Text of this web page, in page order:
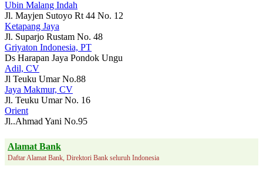
Ubin Malang Indah
Jl. Mayjen Sutoyo Rt 44 No. 12
Ketapang Jaya
Jl. Suparjo Rustam No. 48
Griyaton Indonesia, PT
Ds Harapan Jaya Pondok Ungu
Adil, CV
Jl Teuku Umar No.88
Jaya Makmur, CV
Jl. Teuku Umar No. 16
Orient
Jl..Ahmad Yani No.95
Alamat Bank
Daftar Alamat Bank, Direktori Bank seluruh Indonesia